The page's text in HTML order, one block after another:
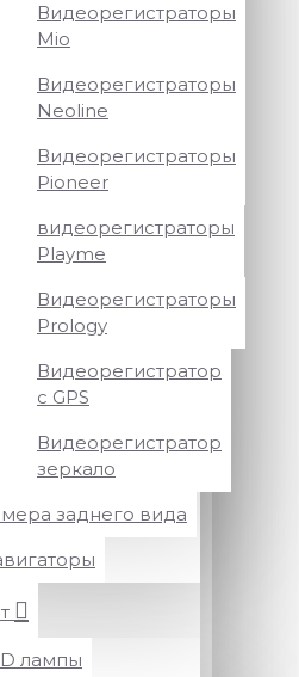
Видеорегистраторы
Mio
Видеорегистраторы
Neoline
Видеорегистраторы
Pioneer
видеорегистраторы
Playme
Видеорегистраторы
Prology
Видеорегистратор
с GPS
Видеорегистратор
зеркало
заднего вида
лампы